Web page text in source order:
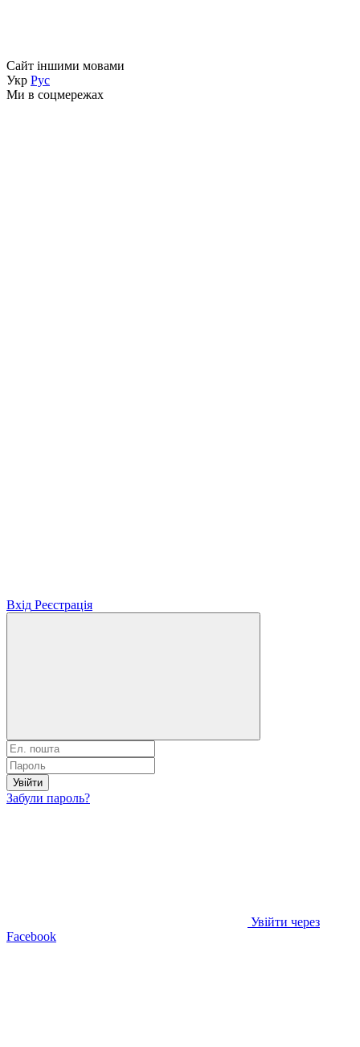
Сайт іншими мовами
Укр Рус
Ми в соцмережах
Вхід Реєстрація
Увійти
Забули пароль?
Увійти через
Facebook